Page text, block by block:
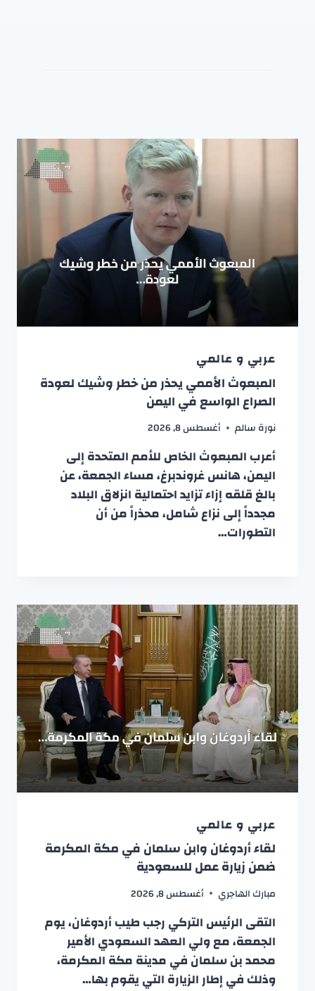
عربي و عالمي
المبعوث الأممي يحذر من خطر وشيك لعودة
الصراع الواسع في اليمن
نورة سالم أغسطس 8, 2026
أعرب المبعوث الخاص للأمم المتحدة إلى
اليمن، هانس غروندبرغ، مساء الجمعة، عن
بالغ قلقه إزاء تزايد احتمالية انزلاق البلاد
مجدداً إلى نزاع شامل، محذراً من أن
التطورات…
عربي و عالمي
لقاء أردوغان وابن سلمان في مكة المكرمة
ضمن زيارة عمل للسعودية
مبارك الهاجري أغسطس 8, 2026
التقى الرئيس التركي رجب طيب أردوغان، يوم
الجمعة، مع ولي العهد السعودي الأمير
محمد بن سلمان في مدينة مكة المكرمة،
وذلك في إطار الزيارة التي يقوم بها…